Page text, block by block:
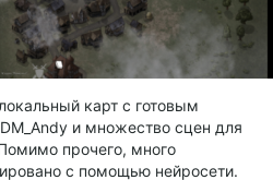
карт с готовым
и множество сцен для
прочего, много
с помощью нейросети.